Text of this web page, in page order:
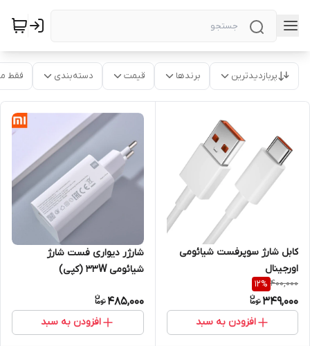
پربازدیدترین برندها قیمت دسته‌بندی فقط
کابل شارژ سوپرفست شیائومی
اورجینال
400,000
12%
349,000
افزودن به سبد
شارژر دیواری فست شارژ
شیائومی 33W (کپی)
485,000
افزودن به سبد